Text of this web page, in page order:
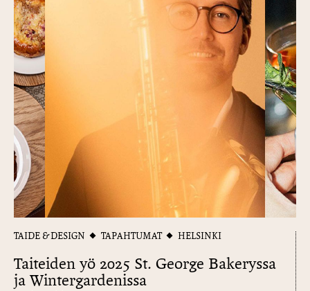
TAIDE & DESIGN TAPAHTUMAT HELSINKI
Taiteiden yö 2025 St. George Bakeryssa
ja Wintergardenissa